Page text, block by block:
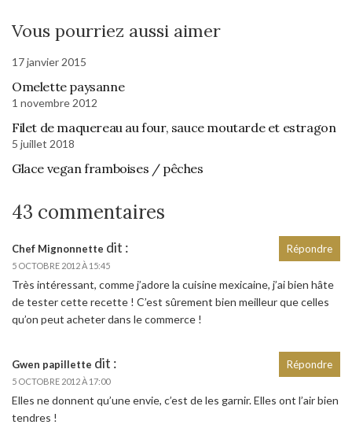
Vous pourriez aussi aimer
17 janvier 2015
Omelette paysanne
1 novembre 2012
Filet de maquereau au four, sauce moutarde et estragon
5 juillet 2018
Glace vegan framboises / pêches
43 commentaires
Chef Mignonnette dit :
5 OCTOBRE 2012 À 15:45
Très intéressant, comme j’adore la cuisine mexicaine, j’ai bien hâte
de tester cette recette ! C’est sûrement bien meilleur que celles
qu’on peut acheter dans le commerce !
Répondre
Gwen papillette dit :
5 OCTOBRE 2012 À 17:00
Elles ne donnent qu’une envie, c’est de les garnir. Elles ont l’air bien
tendres !
Répondre